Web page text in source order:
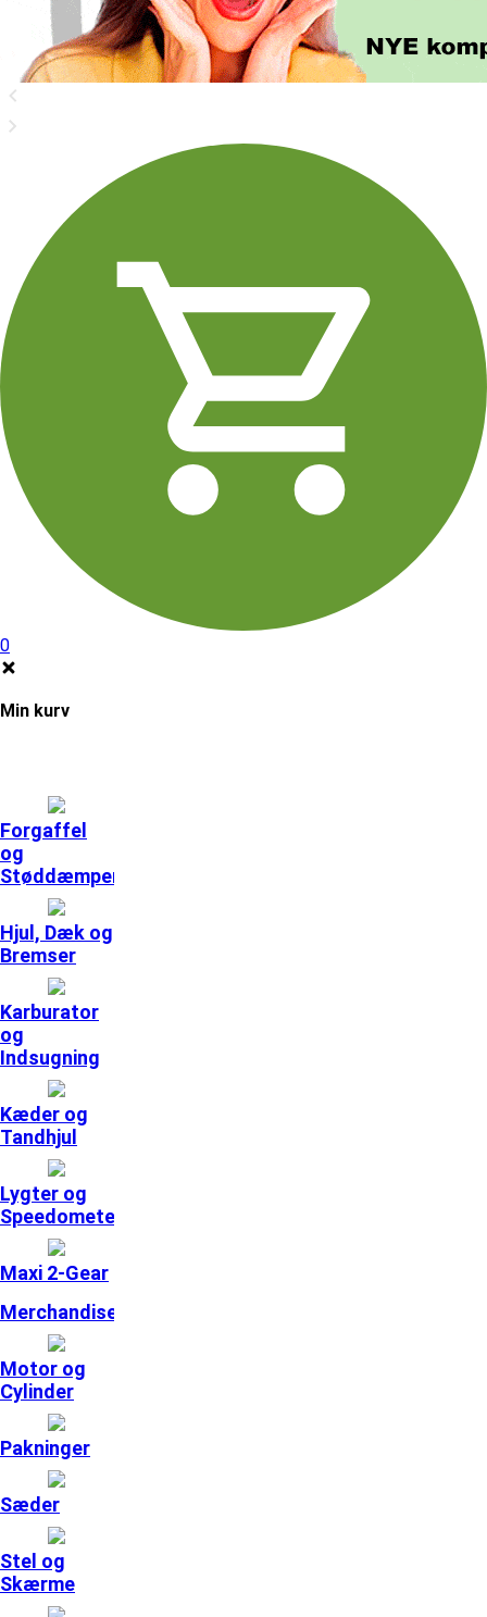
0
Min kurv
Forgaffel
og
Støddæmpere
Hjul, Dæk og
Bremser
Karburator
og
Indsugning
Kæder og
Tandhjul
Lygter og
Speedometer
Maxi 2-Gear
Merchandise
Motor og
Cylinder
Pakninger
Sæder
Stel og
Skærme